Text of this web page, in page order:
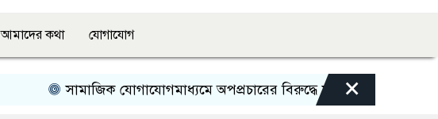
আমাদের কথা যোগাযোগ
সামাজিক যোগাযোগমাধ্যমে অপপ্রচারের বিরুদ্ধে সতর্ক থাকার আহ্বান পুলিশের
×